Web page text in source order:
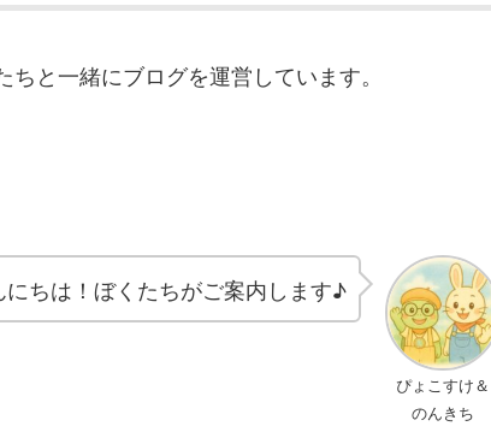
と一緒にブログを運営しています。
ぴょこすけ＆
のんきち
にちは！ぼくたちがご案内します♪